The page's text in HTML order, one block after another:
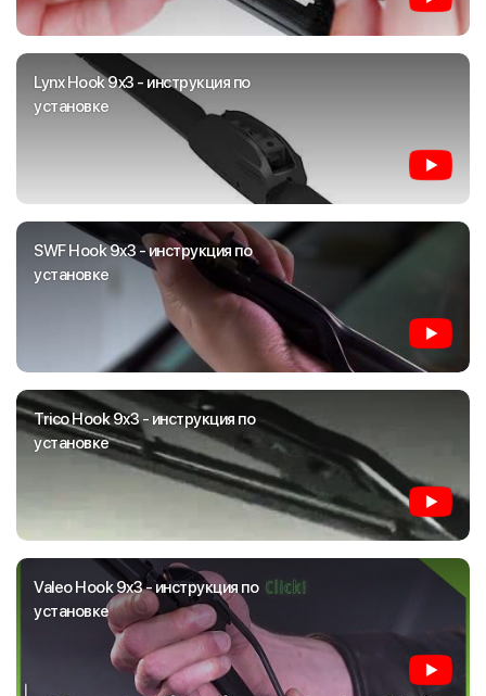
Lynx Hook 9x3 - инструкция по
установке
SWF Hook 9x3 - инструкция по
установке
Trico Hook 9x3 - инструкция по
установке
Valeo Hook 9x3 - инструкция по
установке